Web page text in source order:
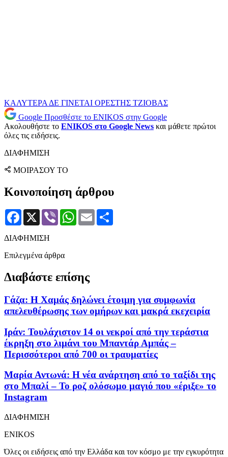
ΚΑΛΥΤΕΡΑ ΔΕ ΓΙΝΕΤΑΙ ΟΡΕΣΤΗΣ ΤΖΙΟΒΑΣ
Google Προσθέστε το ENIKOS στην Google
Ακολουθήστε το ENIKOS στο Google News και μάθετε πρώτοι
όλες τις ειδήσεις.
ΔΙΑΦΗΜΙΣΗ
ΜΟΙΡΑΣΟΥ ΤΟ
Κοινοποίηση άρθρου
Facebook
X Viber WhatsApp
Email
ΔΙΑΦΗΜΙΣΗ
Επιλεγμένα άρθρα
Διαβάστε επίσης
Γάζα: Η Χαμάς δηλώνει έτοιμη για συμφωνία
απελευθέρωσης των ομήρων και μακρά εκεχειρία
Ιράν: Τουλάχιστον 14 οι νεκροί από την τεράστια
έκρηξη στο λιμάνι του Μπαντάρ Αμπάς –
Περισσότεροι από 700 οι τραυματίες
Μαρία Αντωνά: Η νέα ανάρτηση από το ταξίδι της
στο Μπαλί – Το ροζ ολόσωμο μαγιό που «έριξε» το
Instagram
ΔΙΑΦΗΜΙΣΗ
ENIKOS
Όλες οι ειδήσεις από την Ελλάδα και τον κόσμο με την εγκυρότητα